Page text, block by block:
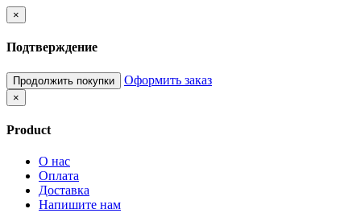
×
Подтверждение
Продолжить покупки Оформить заказ
×
Product
О нас
Оплата
Доставка
Напишите нам